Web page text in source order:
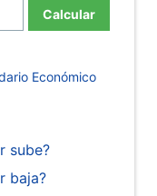
Calcular
Económico
sube?
baja?